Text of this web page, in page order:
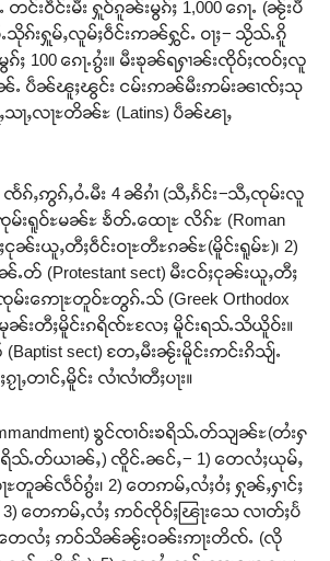
င်ၸႂ်ၵူၼ်းမိူင်း ၵူႈတီႈၵူႈလႅၼ်ပေႃးတေၸွ
ၾႃႉၼၼ်ႉ ၶဝ်ႈႁူမ်ႈၵမ်ႉထႅမ် ၸုမ်းၶၢ
ၽူႈတွႆႇႁွၵ်ႈ လႆႈယူႇၶႃႈဢေႃႈ။
င်းဝဵင်းမီး ႁူဝ်ၵူၼ်းမွၵ်ႈ 1,000 ၵေႃႉ (ၼႂ်းပီ
သိုၵ်းႁူမ်ႇလူမ်ႈဝဵင်းဢၼ်ႁွင်ႉ ဝႃႈ− သႂိသ်ႉၵိူ
ၵ်ႈ 100 ၵေႃႉၵွႆး။ မီးၶုၼ်ရႁၢၼ်းၸိုဝ်ႈၸဝ်ႈလူ
ၼ်ႉ ပဵၼ်ၽူႈၽွင်း ငမ်းဢၼ်မီးဢမ်းၼၢၸ်ႈသု
ႃႇလႃႊတိၼ်ႊ (Latins) ပဵၼ်ၽႃႇ
ၵ်ႇဢွၵ်ႇဝႆႉမီး 4 ၼိၵၢႆ (သီႇၵႅင်း−သီႇၸုမ်းလူ
မ်းရူဝ်ႊမၼ်ႊ ၶႅတ်ႉထေႃႊ လိၵ်ႊ (Roman
ႈငုၼ်းယူႇတီႈဝဵင်းဝႃႊတီႊၵၼ်ႊ(မိူင်းရူမ်ႊ)၊ 2)
(Protestant sect) မီးငဝ်ႈငုၼ်းယူႇတီႈ
မ်းဢေႃႊတူဝ်ႊတွၵ်ႉသ် (Greek Orthodox
ၼ်းတီႈမိူင်းၵရိၸ်ႊလႄႈ မိူင်းရသ်ႉသိယိူဝ်း။
sect) တႄႇမီးၼႂ်းမိူင်းဢင်းၵိသျ်ႉ
တၢင်ႇမိူင်း လၢႆလၢႆတီႈပႃး။
ၶွင်ၸၢဝ်းၶရိသ်ႉတ်သျၼ်ႊ(တႆးႁ
သ်ႉတ်ယၢၼ်ႇ) ၸိူင်ႉၼင်ႇ− 1) တေလႆႈယုမ်ႇ
ႊတူၼ်လဵဝ်ၵွႆး၊ 2) တေဢမ်ႇလႆႈဝႆႈ ႁုၼ်ႇႁၢင်ႈ
တေဢမ်ႇလႆႈ ဢဝ်ၸိုဝ်ႈၽြႃးသေ လၢတ်ႈပႅ
တေလႆႈ ဢဝ်သိၼ်ၼႂ်းဝၼ်းဢႃးတိၸ်ႉ (လို